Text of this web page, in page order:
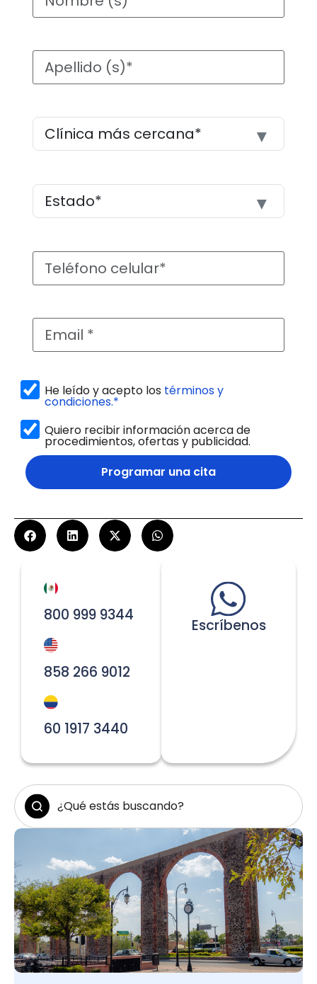
He leído y acepto los términos y
condiciones.*
Quiero recibir información acerca de
procedimientos, ofertas y publicidad.
Programar una cita
800 999 9344
858 266 9012
60 1917 3440
Escríbenos